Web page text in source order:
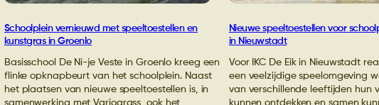
Schoolplein vernieuwd met speeltoestellen en
kunstgras in Groenlo
Basisschool De Ni-je Veste in Groenlo kreeg een
flinke opknapbeurt van het schoolplein. Naast
het plaatsen van nieuwe speeltoestellen is, in
samenwerking met Variograss, ook het
Nieuwe speeltoestellen voor
in Nieuwstadt
Voor IKC De Eik in Nieuwstadt
een veelzijdige speelomgeving
van verschillende leeftijden hun
kunnen ontdekken en samen